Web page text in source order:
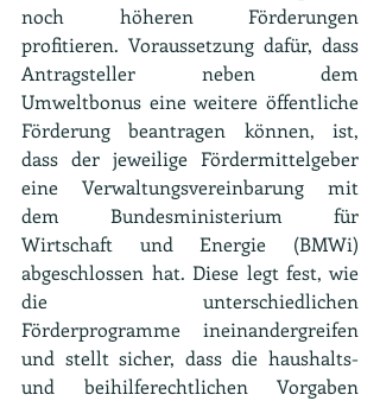
noch höheren Förderungen
profitieren. Voraussetzung dafür, dass
Antragsteller neben dem
Umweltbonus eine weitere öffentliche
Förderung beantragen können, ist,
dass der jeweilige Fördermittelgeber
eine Verwaltungsvereinbarung mit
dem Bundesministerium für
Wirtschaft und Energie (BMWi)
abgeschlossen hat. Diese legt fest, wie
die unterschiedlichen
Förderprogramme ineinandergreifen
und stellt sicher, dass die haushalts-
und beihilferechtlichen Vorgaben